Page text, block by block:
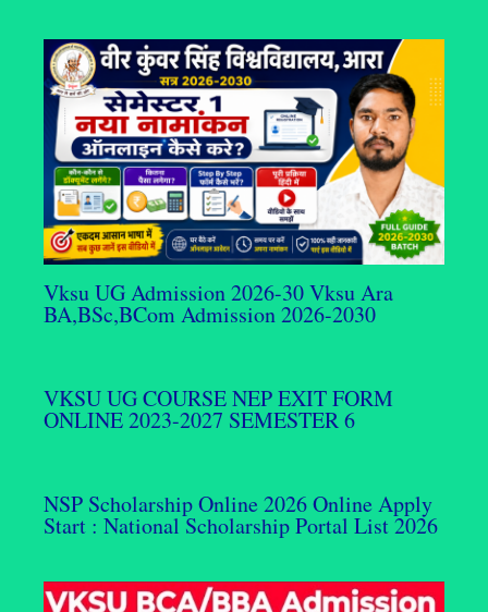
Vksu UG Admission 2026-30 Vksu Ara
BA,BSc,BCom Admission 2026-2030
VKSU UG COURSE NEP EXIT FORM
ONLINE 2023-2027 SEMESTER 6
NSP Scholarship Online 2026 Online Apply
Start : National Scholarship Portal List 2026